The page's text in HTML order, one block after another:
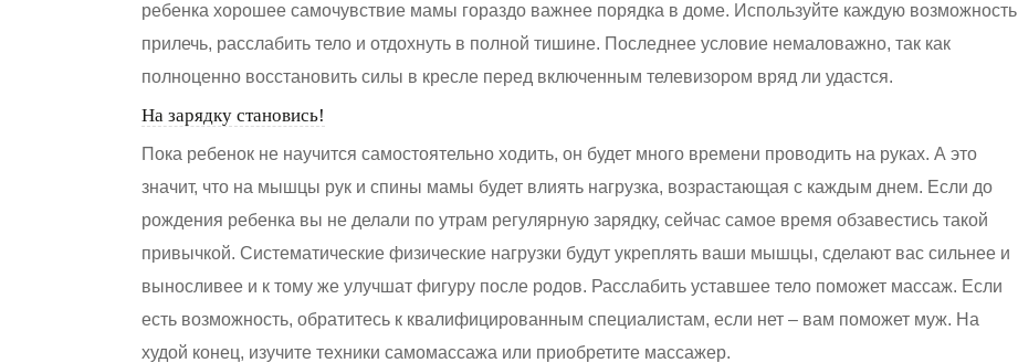
ребенка хорошее самочувствие мамы гораздо важнее порядка в доме. Используйте каждую возможность
прилечь, расслабить тело и отдохнуть в полной тишине. Последнее условие немаловажно, так как
полноценно восстановить силы в кресле перед включенным телевизором вряд ли удастся.
На зарядку становись!
Пока ребенок не научится самостоятельно ходить, он будет много времени проводить на руках. А это
значит, что на мышцы рук и спины мамы будет влиять нагрузка, возрастающая с каждым днем. Если до
рождения ребенка вы не делали по утрам регулярную зарядку, сейчас самое время обзавестись такой
привычкой. Систематические физические нагрузки будут укреплять ваши мышцы, сделают вас сильнее и
выносливее и к тому же улучшат фигуру после родов. Расслабить уставшее тело поможет массаж. Если
есть возможность, обратитесь к квалифицированным специалистам, если нет – вам поможет муж. На
худой конец, изучите техники самомассажа или приобретите массажер.